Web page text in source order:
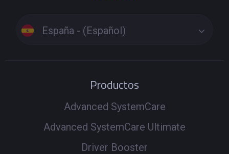
España - (Español)
Productos
Advanced SystemCare
Advanced SystemCare Ultimate
Driver Booster